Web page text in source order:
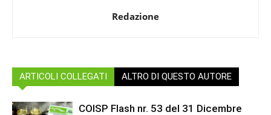
Redazione
ARTICOLI COLLEGATI ALTRO DI QUESTO AUTORE
COISP Flash nr. 53 del 31 Dicembre